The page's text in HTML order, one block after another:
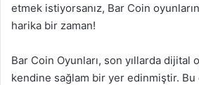
etmek istiyorsanız, Bar Coin
harika bir zaman!
Bar Coin Oyunları, son yıllarda dijital
kendine sağlam bir yer edinmiştir. Bu